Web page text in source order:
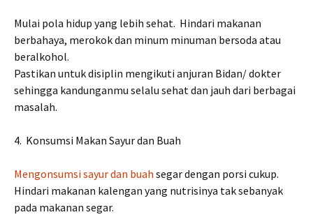
Mulai pola hidup yang lebih sehat. Hindari makanan
berbahaya, merokok dan minum minuman bersoda atau
beralkohol.
Pastikan untuk disiplin mengikuti anjuran Bidan/ dokter
sehingga kandunganmu selalu sehat dan jauh dari berbagai
masalah.
4. Konsumsi Makan Sayur dan Buah
Mengonsumsi sayur dan buah segar dengan porsi cukup.
Hindari makanan kalengan yang nutrisinya tak sebanyak
pada makanan segar.